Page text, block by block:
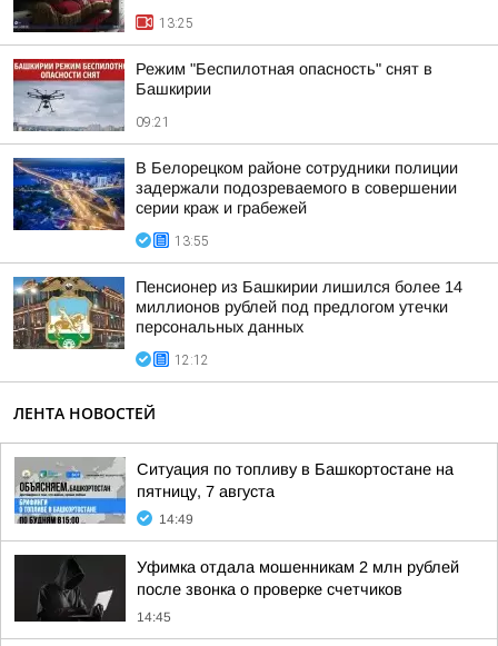
13:25
Режим "Беспилотная опасность" снят в
Башкирии
09:21
В Белорецком районе сотрудники полиции
задержали подозреваемого в совершении
серии краж и грабежей
13:55
Пенсионер из Башкирии лишился более 14
миллионов рублей под предлогом утечки
персональных данных
12:12
ЛЕНТА НОВОСТЕЙ
Ситуация по топливу в Башкортостане на
пятницу, 7 августа
14:49
Уфимка отдала мошенникам 2 млн рублей
после звонка о проверке счетчиков
14:45